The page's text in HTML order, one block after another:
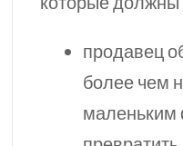
продавец
более чем
маленьким